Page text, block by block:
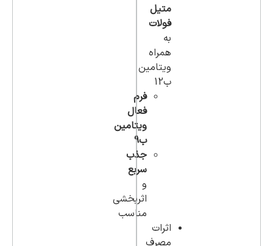
متیل
فولات
به
همراه
ویتامین
ب12
فرم
فعال
ویتامین
ب9
جذب
سربع
و
اثربخشی
مناسب
اثرات